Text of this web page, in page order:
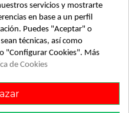
66KW
servicios y mostrarte
en base a un perfil
Puedes "Aceptar" o
técnicas, así como
"Configurar Cookies". Más
de Cookies